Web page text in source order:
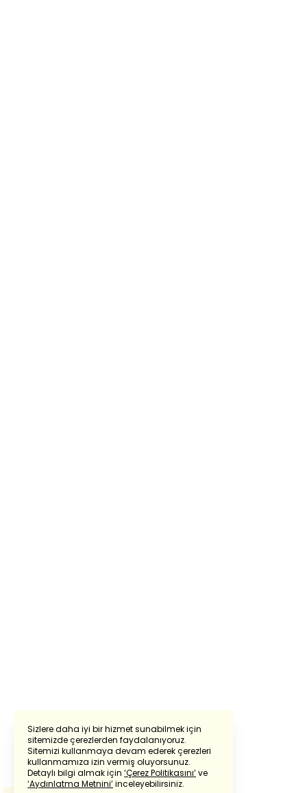
Sizlere daha iyi bir hizmet sunabilmek için
sitemizde çerezlerden faydalanıyoruz.
Sitemizi kullanmaya devam ederek çerezleri
kullanmamıza izin vermiş oluyorsunuz.
Detaylı bilgi almak için ‘Çerez Politikasını’ve
‘Aydınlatma Metnini’inceleyebilirsiniz.
Powered by Translate